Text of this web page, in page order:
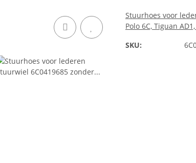
Stuurhoes voor
Polo 6C, Tiguan
SKU: